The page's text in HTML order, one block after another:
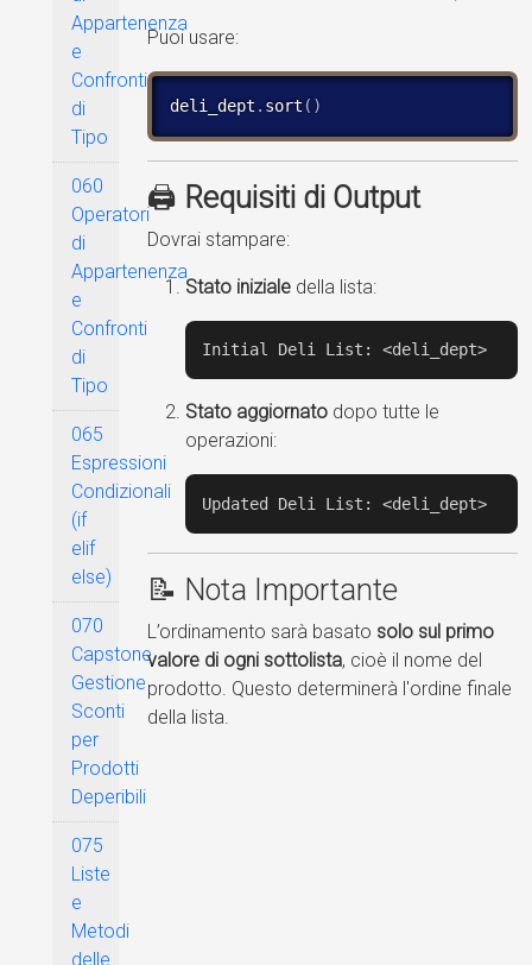
Appartenenza
e
Confronti
di
Tipo
060
Operatori
di
Appartenenza
e
Confronti
di
Tipo
065
Espressioni
Condizionali
(if
elif
else)
070
Capstone
Gestione
Sconti
per
Prodotti
Deperibili
075
Liste
e
Metodi
delle
Puoi usare:
deli_dept . sort ( )
🖨️ Requisiti di Output
Dovrai stampare:
Stato iniziale della lista:
Initial Deli List: <deli_dept>
Stato aggiornato dopo tutte le
operazioni:
Updated Deli List: <deli_dept>
📝 Nota Importante
L’ordinamento sarà basato solo sul primo
valore di ogni sottolista, cioè il nome del
prodotto. Questo determinerà l'ordine finale
della lista.